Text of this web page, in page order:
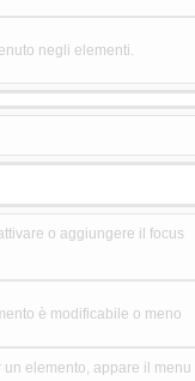
negli elementi.
o aggiungere il focus
è modificabile o meno
un elemento, appare il menu